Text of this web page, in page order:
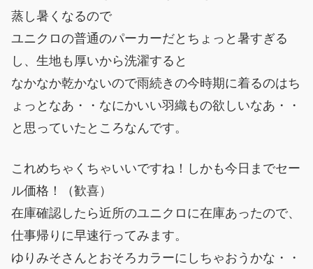
蒸し暑くなるので
ユニクロの普通のパーカーだとちょっと暑すぎる
し、生地も厚いから洗濯すると
なかなか乾かないので雨続きの今時期に着るのはち
ょっとなあ・・なにかいい羽織もの欲しいなあ・・
と思っていたところなんです。
これめちゃくちゃいいですね！しかも今日までセー
ル価格！（歓喜）
在庫確認したら近所のユニクロに在庫あったので、
仕事帰りに早速行ってみます。
ゆりみそさんとおそろカラーにしちゃおうかな・・